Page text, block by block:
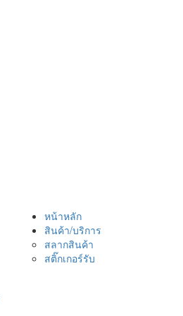
หน้าหลัก
สินค้า/บริการ
สลากสินค้า
สติ๊กเกอร์รับ